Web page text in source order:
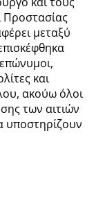
Προστασίας
μεταξύ
και
ακούω όλοι
των αιτιών
υποστηρίζουν